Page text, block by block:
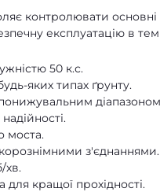
контролювати
експлуатацію в
50 к.с.
яких типах ґрунту.
моста.
з'єднаннями.
хв.
для кращої прохідності.